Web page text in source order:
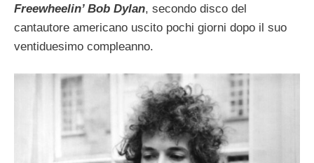
Freewheelin’ Bob Dylan, secondo disco del
cantautore americano uscito pochi giorni dopo il suo
ventiduesimo compleanno.